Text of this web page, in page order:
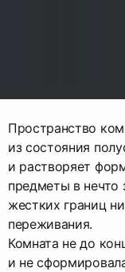
Пространство
из состояния
и растворяет
предметы в нечто
жестких границ
переживания.
Комната не до
и не